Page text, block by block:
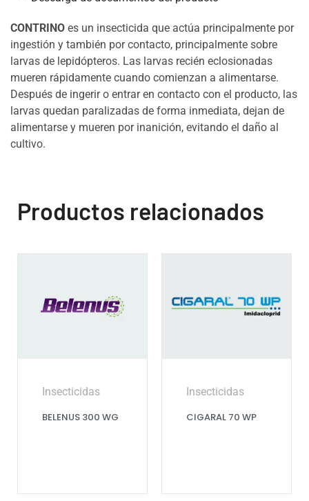
CONTRINO es un insecticida que actúa principalmente por
ingestión y también por contacto, principalmente sobre
larvas de lepidópteros. Las larvas recién eclosionadas
mueren rápidamente cuando comienzan a alimentarse.
Después de ingerir o entrar en contacto con el producto, las
larvas quedan paralizadas de forma inmediata, dejan de
alimentarse y mueren por inanición, evitando el daño al
cultivo.
Productos relacionados
Insecticidas
BELENUS 300 WG
Insecticidas
CIGARAL 70 WP